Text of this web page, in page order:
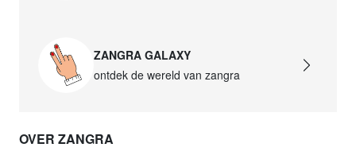
ZANGRA GALAXY
ontdek de wereld van zangra
OVER ZANGRA